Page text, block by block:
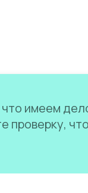
имеем
проверку,